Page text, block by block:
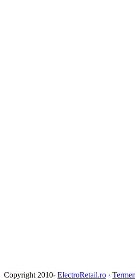
Copyright 2010- ElectroRetail.ro ·